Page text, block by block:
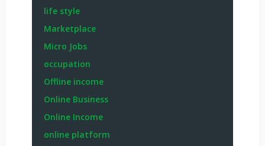
life style
Marketplace
Micro Jobs
occupation
Offline income
Online Business
Online Income
online platform